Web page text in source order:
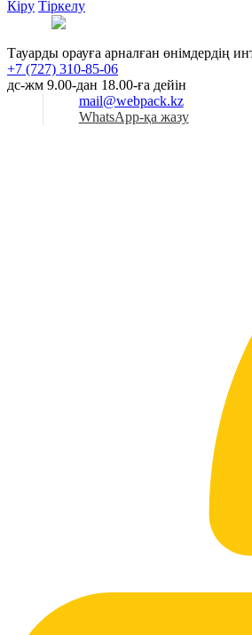
Кіру Тіркелу
Тауарды орауға арналған өнімдердің
+7 (727) 310-85-06
дс-жм 9.00-дан 18.00-ға дейін
mail@webpack.kz
WhatsApp-қа жазу